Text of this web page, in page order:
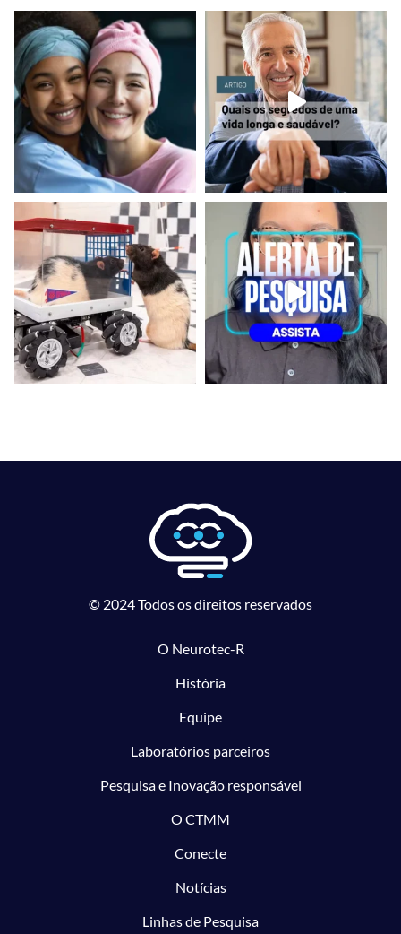
© 2024 Todos os direitos reservados
O Neurotec-R
História
Equipe
Laboratórios parceiros
Pesquisa e Inovação responsável
O CTMM
Conecte
Notícias
Linhas de Pesquisa